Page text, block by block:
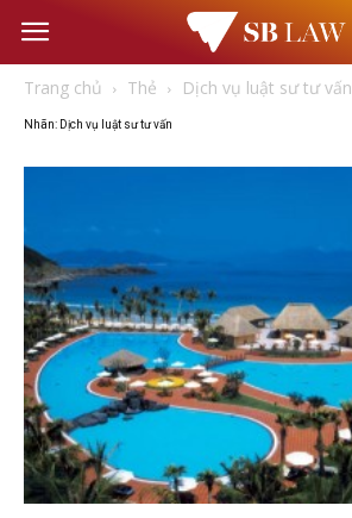
Văn
vấn
Trang chủ Thẻ Dịch vụ luật sư tư vấn
Nhãn: Dịch vụ luật sư tư vấn